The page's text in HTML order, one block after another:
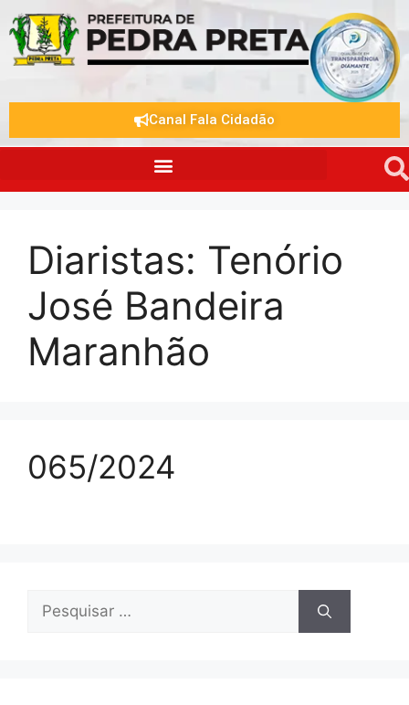
Canal Fala Cidadão
Diaristas: Tenório
José Bandeira
Maranhão
065/2024